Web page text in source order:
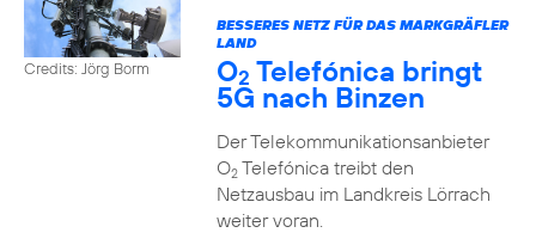
Credits: Jörg Borm
BESSERES NETZ FÜR DAS MARKGRÄFLER
LAND
O2 Telefónica bringt
5G nach Binzen
Der Telekommunikationsanbieter
O2Telefónica treibt den
Netzausbau im Landkreis Lörrach
weiter voran.